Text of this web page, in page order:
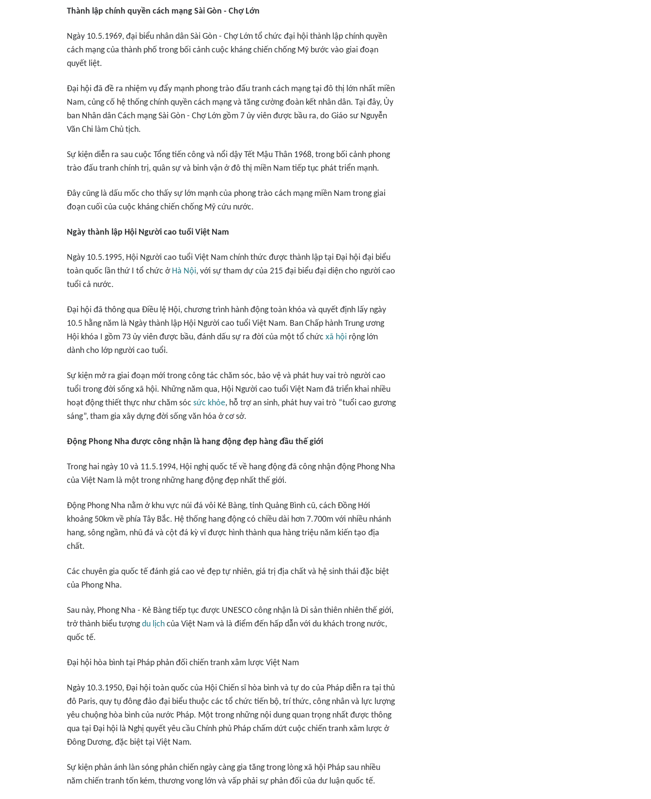
Thành lập chính quyền cách mạng Sài Gòn - Chợ Lớn
Ngày 10.5.1969, đại biểu nhân dân Sài Gòn - Chợ Lớn tổ chức đại hội thành lập chính quyền
cách mạng của thành phố trong bối cảnh cuộc kháng chiến chống Mỹ bước vào giai đoạn
quyết liệt.
Đại hội đã đề ra nhiệm vụ đẩy mạnh phong trào đấu tranh cách mạng tại đô thị lớn nhất miền
Nam, củng cố hệ thống chính quyền cách mạng và tăng cường đoàn kết nhân dân. Tại đây, Ủy
ban Nhân dân Cách mạng Sài Gòn - Chợ Lớn gồm 7 ủy viên được bầu ra, do Giáo sư Nguyễn
Văn Chi làm Chủ tịch.
Sự kiện diễn ra sau cuộc Tổng tiến công và nổi dậy Tết Mậu Thân 1968, trong bối cảnh phong
trào đấu tranh chính trị, quân sự và binh vận ở đô thị miền Nam tiếp tục phát triển mạnh.
Đây cũng là dấu mốc cho thấy sự lớn mạnh của phong trào cách mạng miền Nam trong giai
đoạn cuối của cuộc kháng chiến chống Mỹ cứu nước.
Ngày thành lập Hội Người cao tuổi Việt Nam
Ngày 10.5.1995, Hội Người cao tuổi Việt Nam chính thức được thành lập tại Đại hội đại biểu
toàn quốc lần thứ I tổ chức ở Hà Nội, với sự tham dự của 215 đại biểu đại diện cho người cao
tuổi cả nước.
Đại hội đã thông qua Điều lệ Hội, chương trình hành động toàn khóa và quyết định lấy ngày
10.5 hằng năm là Ngày thành lập Hội Người cao tuổi Việt Nam. Ban Chấp hành Trung ương
Hội khóa I gồm 73 ủy viên được bầu, đánh dấu sự ra đời của một tổ chức xã hội rộng lớn
dành cho lớp người cao tuổi.
Sự kiện mở ra giai đoạn mới trong công tác chăm sóc, bảo vệ và phát huy vai trò người cao
tuổi trong đời sống xã hội. Những năm qua, Hội Người cao tuổi Việt Nam đã triển khai nhiều
hoạt động thiết thực như chăm sóc sức khỏe, hỗ trợ an sinh, phát huy vai trò “tuổi cao gương
sáng”, tham gia xây dựng đời sống văn hóa ở cơ sở.
Động Phong Nha được công nhận là hang động đẹp hàng đầu thế giới
Trong hai ngày 10 và 11.5.1994, Hội nghị quốc tế về hang động đã công nhận động Phong Nha
của Việt Nam là một trong những hang động đẹp nhất thế giới.
Động Phong Nha nằm ở khu vực núi đá vôi Kẻ Bàng, tỉnh Quảng Bình cũ, cách Đồng Hới
khoảng 50km về phía Tây Bắc. Hệ thống hang động có chiều dài hơn 7.700m với nhiều nhánh
hang, sông ngầm, nhũ đá và cột đá kỳ vĩ được hình thành qua hàng triệu năm kiến tạo địa
chất.
Các chuyên gia quốc tế đánh giá cao vẻ đẹp tự nhiên, giá trị địa chất và hệ sinh thái đặc biệt
của Phong Nha.
Sau này, Phong Nha - Kẻ Bàng tiếp tục được UNESCO công nhận là Di sản thiên nhiên thế giới,
trở thành biểu tượngdu lịch của Việt Nam và là điểm đến hấp dẫn với du khách trong nước,
quốc tế.
Đại hội hòa bình tại Pháp phản đối chiến tranh xâm lược Việt Nam
Ngày 10.3.1950, Đại hội toàn quốc của Hội Chiến sĩ hòa bình và tự do của Pháp diễn ra tại thủ
đô Paris, quy tụ đông đảo đại biểu thuộc các tổ chức tiến bộ, trí thức, công nhân và lực lượng
yêu chuộng hòa bình của nước Pháp. Một trong những nội dung quan trọng nhất được thông
qua tại Đại hội là Nghị quyết yêu cầu Chính phủ Pháp chấm dứt cuộc chiến tranh xâm lược ở
Đông Dương, đặc biệt tại Việt Nam.
Sự kiện phản ánh làn sóng phản chiến ngày càng gia tăng trong lòng xã hội Pháp sau nhiều
năm chiến tranh tốn kém, thương vong lớn và vấp phải sự phản đối của dư luận quốc tế.